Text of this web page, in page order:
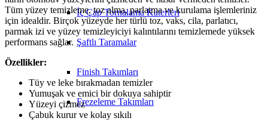
İç Çap Tornalama Katerleri
Şaftlı Taramalar
Finish Takımları
Frezeleme Takımları
Tüm yüzey temizleme, toz alma, parlatma ve kurulama işlemleriniz
için idealdir. Birçok yüzeyde her türlü toz, vaks, cila, parlatıcı,
parmak izi ve yüzey temizleyiciyi kalıntılarını temizlemede yüksek
performans sağlar.
Özellikler:
Tüy ve leke bırakmadan temizler
Yumuşak ve emici bir dokuya sahiptir
Yüzeyi çizmez
Çabuk kurur ve kolay sıkılı